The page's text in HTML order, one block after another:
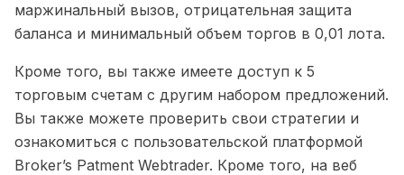
маржинальный вызов, отрицательная защита
баланса и минимальный объем торгов в 0,01 лота.
Кроме того, вы также имеете доступ к 5
торговым счетам с другим набором предложений.
Вы также можете проверить свои стратегии и
ознакомиться с пользовательской платформой
Broker’s Patment Webtrader. Кроме того, на веб